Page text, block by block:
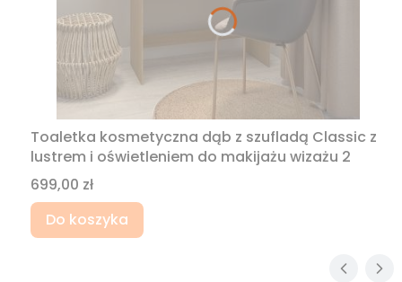
Toaletka kosmetyczna dąb z szufladą Classic z
lustrem i oświetleniem do makijażu wizażu 2
Cena
699,00 zł
Do koszyka